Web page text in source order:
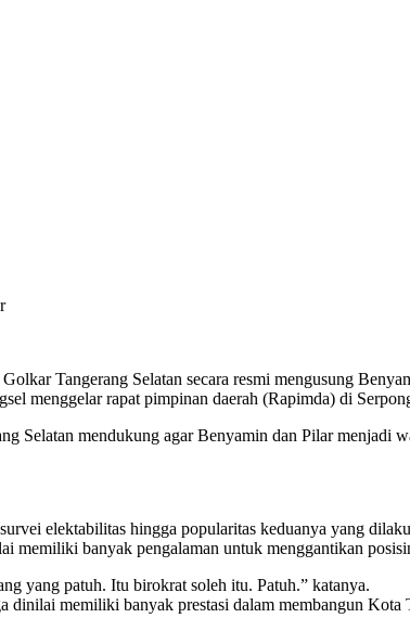
Tangerang Selatan secara resmi mengusung
menggelar rapat pimpinan daerah (Rapimda) di
Selatan mendukung agar Benyamin dan Pilar menjadi
elektabilitas hingga popularitas keduanya yang
memiliki banyak pengalaman untuk menggantikan
yang patuh. Itu birokrat soleh itu. Patuh.” katanya.
memiliki banyak prestasi dalam membangun Kota